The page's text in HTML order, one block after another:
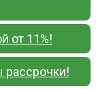
от 11%!
рассрочки!